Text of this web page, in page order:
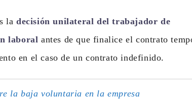
la decisión unilateral del trabajador de
laboral antes de que finalice el contrato
en el caso de un contrato indefinido.
la baja voluntaria en la empresa